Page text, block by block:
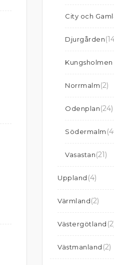
City och
Djurgården
Kungsholmen
Norrmalm(2)
Odenplan(24)
Södermalm
Vasastan(21)
Uppland (4)
Värmland(2)
Västergötland
Västmanland (2)